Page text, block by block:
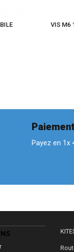
VIS M6
Payez en 1x